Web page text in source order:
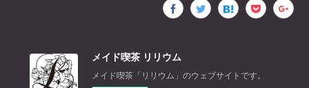
メイド喫茶 リリウム
メイド喫茶「リリウム」のウェブサイトです。